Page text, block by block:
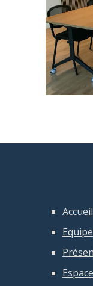
Accueil
Equipe